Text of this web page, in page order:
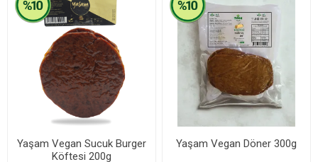
Yaşam Vegan Sucuk Burger
Köftesi 200g
Yaşam Vegan Döner 300g